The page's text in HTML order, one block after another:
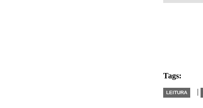
Tags:
LEITURA |